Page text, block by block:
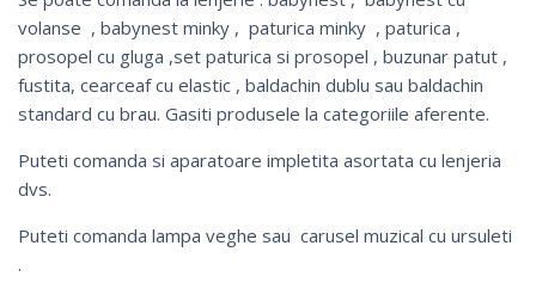
volanse , babynest minky , paturica minky , paturica ,
prosopel cu gluga ,set paturica si prosopel , buzunar patut ,
fustita, cearceaf cu elastic , baldachin dublu sau baldachin
standard cu brau. Gasiti produsele la categoriile aferente.
Puteti comanda si aparatoare impletita asortata cu lenjeria
dvs.
Puteti comanda lampa veghe sau carusel muzical cu ursuleti
.